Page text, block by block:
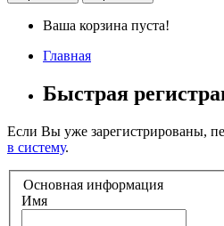
Ваша корзина пуста!
Главная
Быстрая
Если Вы уже зарегистрированы,
в систему.
Основная информация
Имя